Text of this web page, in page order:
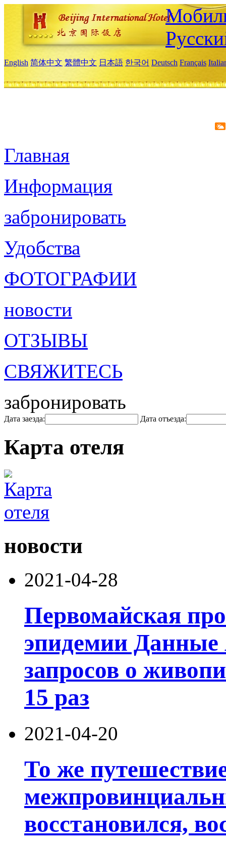
English 简体中文 繁體中文 日本語 한국어 Deutsch Français
Главная
Информация
забронировать
Удобства
ФОТОГРАФИИ
новости
ОТЗЫВЫ
СВЯЖИТЕСЬ
забронировать
Дата заезда: Дата отъезда:
Карта отеля
новости
2021-04-28
Первомайская
эпидемии Данные
запросов о
15 раз
2021-04-20
То же
восстановился,